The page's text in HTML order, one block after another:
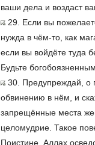
ваши дела и воздаст
29. Если вы
нужда в чём-то, как
если вы войдёте туда
Будьте
30. Предупреждай, о
обвинению в нём, и
запрещённые места
целомудрие. Такое
Поистине, Аллах